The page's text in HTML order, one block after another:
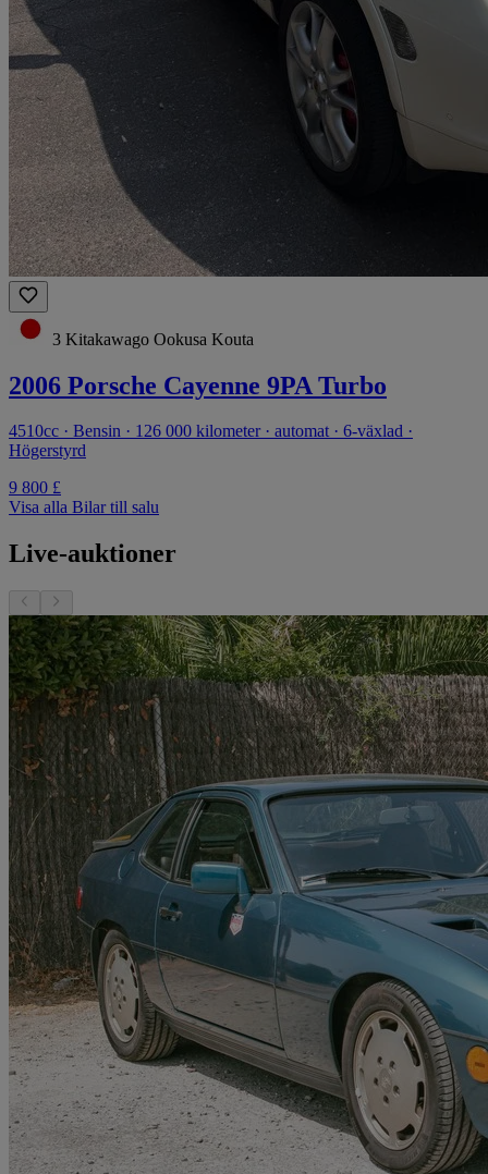
3 Kitakawago Ookusa Kouta
2006 Porsche Cayenne 9PA Turbo
4510cc · Bensin · 126 000 kilometer · automat · 6-växlad ·
Högerstyrd
9 800 £
Visa alla Bilar till salu
Live-auktioner